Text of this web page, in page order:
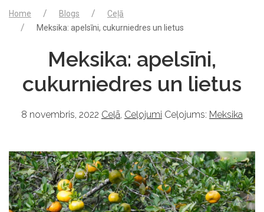
Home Blogs
Ceļā
Meksika: apelsīni, cukurniedres un lietus
Meksika: apelsīni,
cukurniedres un lietus
8 novembris, 2022 Ceļā, Ceļojumi Ceļojums: Meksika